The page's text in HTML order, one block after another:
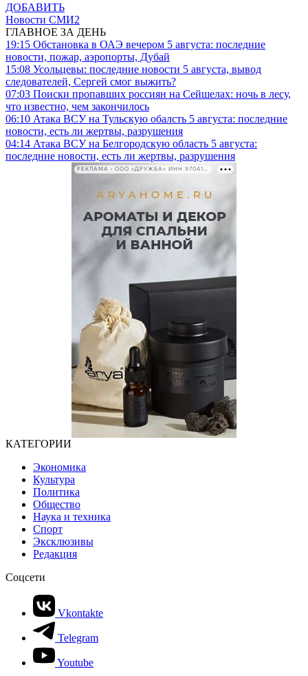
ДОБАВИТЬ
Новости СМИ2
ГЛАВНОЕ ЗА ДЕНЬ
19:15 Обстановка в ОАЭ вечером 5 августа: последние
новости, пожар, аэропорты, Дубай
15:08 Усольцевы: последние новости 5 августа, вывод
следователей, Сергей смог выжить?
07:03 Поиски пропавших россиян на Сейшелах: ночь в лесу,
что известно, чем закончилось
06:10 Атака ВСУ на Тульскую обалсть 5 августа: последние
новости, есть ли жертвы, разрушения
04:14 Атака ВСУ на Белгородскую область 5 августа:
последние новости, есть ли жертвы, разрушения
РЕКЛАМА • ООО «ДРУЖБА» ИНН 9704146411
КАТЕГОРИИ
Экономика
Культура
Политика
Общество
Наука и техника
Спорт
Эксклюзивы
Редакция
Соцсети
Vkontakte
Telegram
Youtube